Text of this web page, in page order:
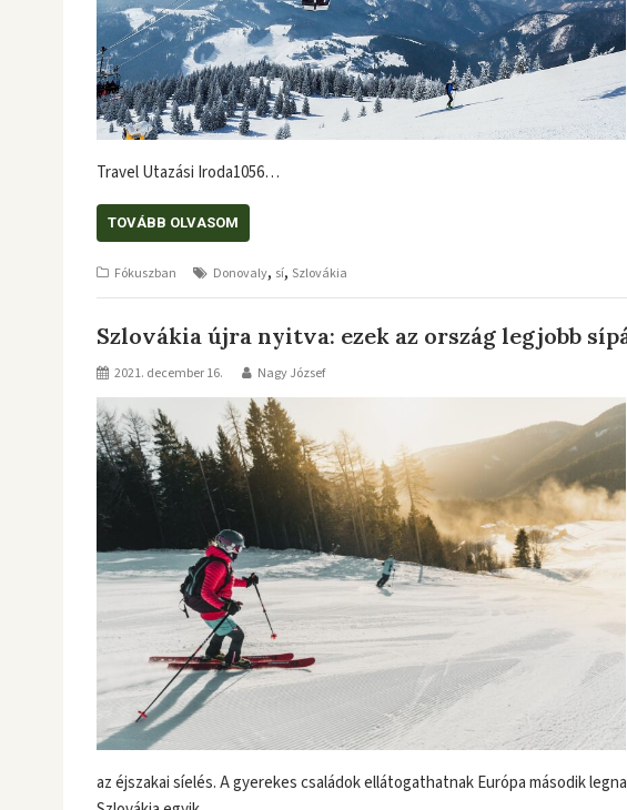
Travel Utazási Iroda1056…
TOVÁBB OLVASOM
Fókuszban Donovaly, sí, Szlovákia
Szlovákia újra nyitva: ezek az ország legjobb
2021. december 16. Nagy József
az éjszakai síelés. A gyerekes családok ellátogathatnak Európa második